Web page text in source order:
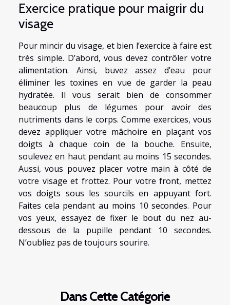
Exercice pratique pour maigrir du
visage
Pour mincir du visage, et bien l’exercice à faire est
très simple. D’abord, vous devez contrôler votre
alimentation. Ainsi, buvez assez d’eau pour
éliminer les toxines en vue de garder la peau
hydratée. Il vous serait bien de consommer
beaucoup plus de légumes pour avoir des
nutriments dans le corps. Comme exercices, vous
devez appliquer votre mâchoire en plaçant vos
doigts à chaque coin de la bouche. Ensuite,
soulevez en haut pendant au moins 15 secondes.
Aussi, vous pouvez placer votre main à côté de
votre visage et frottez. Pour votre front, mettez
vos doigts sous les sourcils en appuyant fort.
Faites cela pendant au moins 10 secondes. Pour
vos yeux, essayez de fixer le bout du nez au-
dessous de la pupille pendant 10 secondes.
N’oubliez pas de toujours sourire.
Dans Cette Catégorie